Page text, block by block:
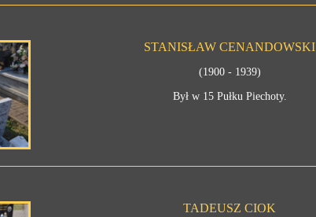
STANISŁAW CENANDOWSKI
(1900 - 1939)
Był w 15 Pułku Piechoty.
TADEUSZ CIOK